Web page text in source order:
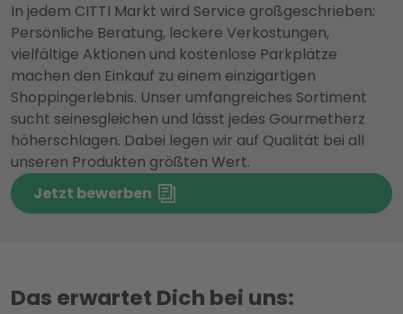
In jedem CITTI Markt wird Service großgeschrieben:
Persönliche Beratung, leckere Verkostungen,
vielfältige Aktionen und kostenlose Parkplätze
machen den Einkauf zu einem einzigartigen
Shoppingerlebnis. Unser umfangreiches Sortiment
sucht seinesgleichen und lässt jedes Gourmetherz
höherschlagen. Dabei legen wir auf Qualität bei all
unseren Produkten größten Wert.
Jetzt bewerben
Das erwartet Dich bei uns: